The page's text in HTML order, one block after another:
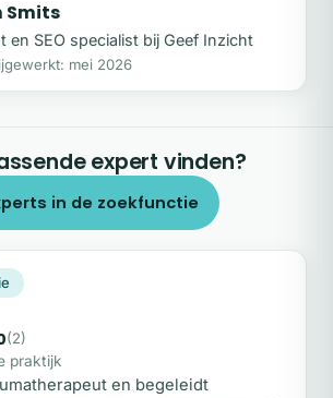
Smits
en SEO specialist bij Geef Inzicht
mei 2026
expert vinden?
in de zoekfunctie
(2)
praktijk
en begeleidt